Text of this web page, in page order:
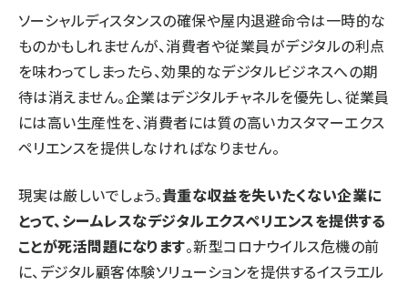
ソーシャルディスタンスの確保や屋内退避命令は一時的な
ものかもしれませんが、消費者や従業員がデジタルの利点
を味わってしまったら、効果的なデジタルビジネスへの期
待は消えません。企業はデジタルチャネルを優先し、従業員
には高い生産性を、消費者には質の高いカスタマーエクス
ペリエンスを提供しなければなりません。
現実は厳しいでしょう。貴重な収益を失いたくない企業に
とって、シームレスなデジタルエクスペリエンスを提供する
ことが死活問題になります。新型コロナウイルス危機の前
に、デジタル顧客体験ソリューションを提供するイスラエル